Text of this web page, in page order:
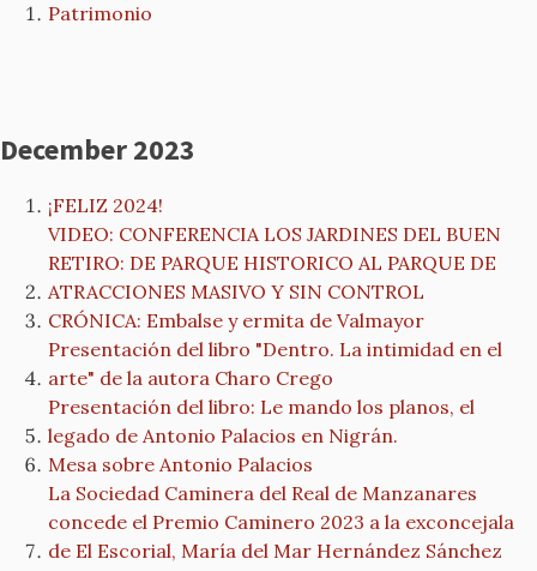
Patrimonio
December 2023
¡FELIZ 2024!
VIDEO: CONFERENCIA LOS JARDINES DEL BUEN
RETIRO: DE PARQUE HISTORICO AL PARQUE DE
ATRACCIONES MASIVO Y SIN CONTROL
CRÓNICA: Embalse y ermita de Valmayor
Presentación del libro "Dentro. La intimidad en el
arte" de la autora Charo Crego
Presentación del libro: Le mando los planos, el
legado de Antonio Palacios en Nigrán.
Mesa sobre Antonio Palacios
La Sociedad Caminera del Real de Manzanares
concede el Premio Caminero 2023 a la exconcejala
de El Escorial, María del Mar Hernández Sánchez